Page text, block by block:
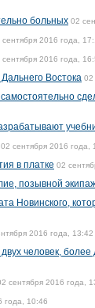
больных 02
сентября 2016 года,
сентября 2016 года,
Востока 02
02 сентября 2016 года,
в платке 02
позывной
Новинского,
2016 года, 13:42
человек,
сентября 2016 года,
года, 10:46